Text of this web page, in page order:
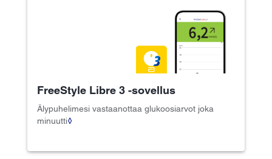
FreeStyle Libre 3 -sovellus
Älypuhelimesi vastaanottaa glukoosiarvot joka
minuutti◊